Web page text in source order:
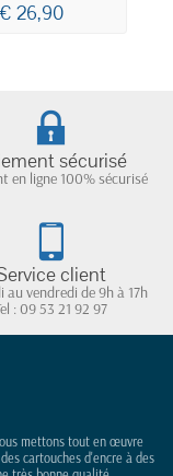
€ 26,90
sécurisé
en ligne 100% sécurisé
client
au vendredi de 9h à 17h
: 09 53 21 92 97
mettons tout en œuvre
cartouches d'encre à des